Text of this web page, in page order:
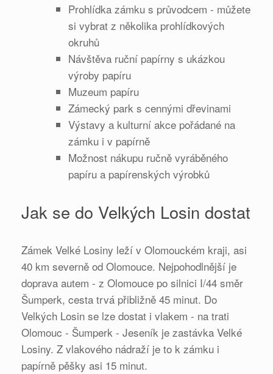
Prohlídka zámku s průvodcem - můžete
si vybrat z několika prohlídkových
okruhů
Návštěva ruční papírny s ukázkou
výroby papíru
Muzeum papíru
Zámecký park s cennými dřevinami
Výstavy a kulturní akce pořádané na
zámku i v papírně
Možnost nákupu ručně vyráběného
papíru a papírenských výrobků
Jak se do Velkých Losin dostat
Zámek Velké Losiny leží v Olomouckém kraji, asi
40 km severně od Olomouce. Nejpohodlnější je
doprava autem - z Olomouce po silnici I/44 směr
Šumperk, cesta trvá přibližně 45 minut. Do
Velkých Losin se lze dostat i vlakem - na trati
Olomouc - Šumperk - Jeseník je zastávka Velké
Losiny. Z vlakového nádraží je to k zámku i
papírně pěšky asi 15 minut.